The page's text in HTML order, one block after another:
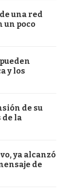
una red
un poco
y los
de su
de la
ya alcanzó
de